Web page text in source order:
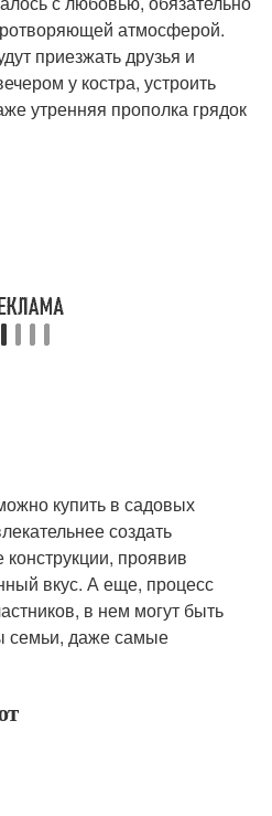
атмосферой.
приезжать друзья и
у костра, устроить
утренняя прополка грядок
купить в садовых
создать
проявив
вкус. А еще, процесс
в нем могут быть
семьи, даже самые